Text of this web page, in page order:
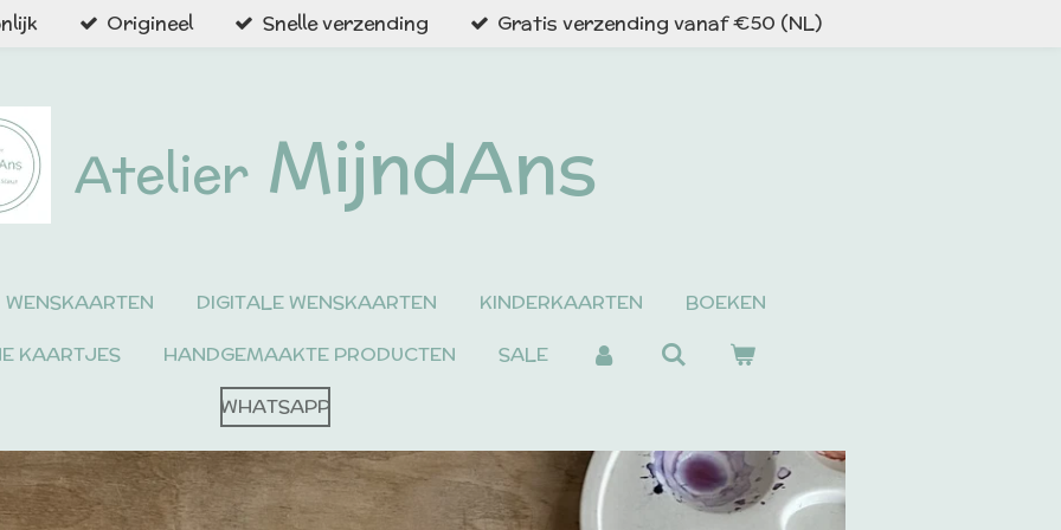
Origineel Snelle verzending Gratis verzending vanaf €50 (NL)
Atelier MijndAns
WENSKAARTEN DIGITALE WENSKAARTEN KINDERKAARTEN
BOEKEN
KAARTJES HANDGEMAAKTE PRODUCTEN
SALE
WHATSAPP